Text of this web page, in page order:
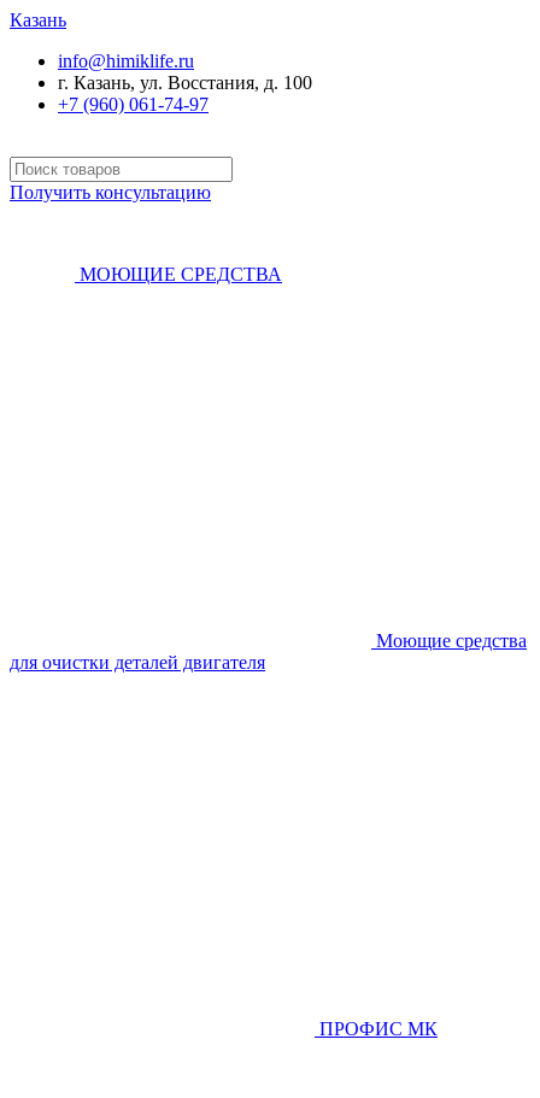
Казань
info@himiklife.ru
г. Казань, ул. Восстания, д. 100
+7 (960) 061-74-97
Получить консультацию
МОЮЩИЕ СРЕДСТВА
Моющие средства
для очистки деталей двигателя
ПРОФИС МК